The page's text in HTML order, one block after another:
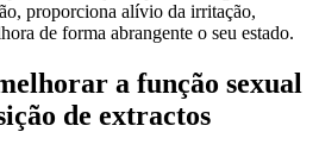
proporciona alívio da irritação,
de forma abrangente o seu estado.
a função sexual
de extractos